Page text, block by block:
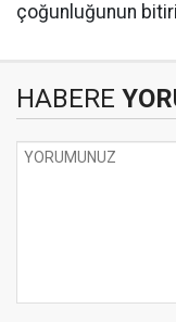
çoğunluğunun
HABERE